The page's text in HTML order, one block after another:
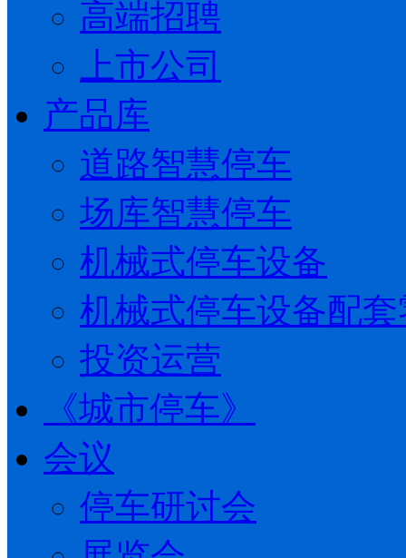
高端招聘
上市公司
产品库
道路智慧停车
场库智慧停车
机械式停车设备
机械式停车设备配
投资运营
《城市停车》
会议
停车研讨会